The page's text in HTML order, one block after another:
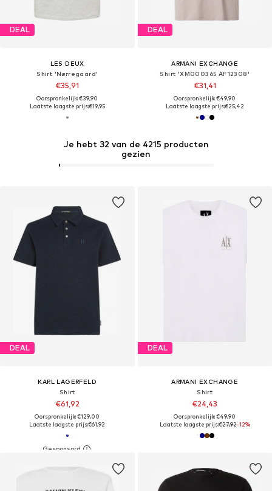
DEAL
LES DEUX
Shirt 'Nørregaard'
€35,91
Oorspronkelijk: €39,90
Laatste laagste prijs:€19,95
DEAL
ARMANI EXCHANGE
Shirt 'XM000365 AF12308'
€31,41
Oorspronkelijk: €49,90
Laatste laagste prijs:€25,42
DEAL
KARL LAGERFELD
Shirt
€61,92
Oorspronkelijk: €129,00
Laatste laagste prijs:€61,92
DEAL
ARMANI EXCHANGE
Shirt
€24,43
Oorspronkelijk: €49,90
Laatste laagste prijs:€27,92-12%
Je hebt 32 van de 4215 producten
gezien